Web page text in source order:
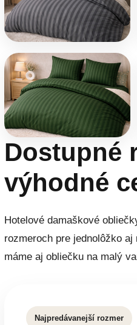
Dostupné
výhodné
Hotelové damaškové
rozmeroch pre jednolôžko
máme aj obliečku na malý
Najpredávanejší rozmer